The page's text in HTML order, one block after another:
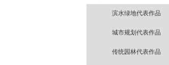
滨水绿地代表作品
城市规划代表作品
传统园林代表作品